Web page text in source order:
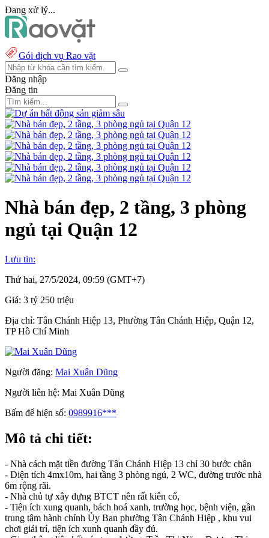
Đang xử lý...
Gói dịch vụ Rao vặt
Đăng nhập
Đăng tin
Nhà bán đẹp, 2 tầng, 3 phòng
ngủ tại Quận 12
Lưu tin:
Thứ hai, 27/5/2024, 09:59 (GMT+7)
Giá: 3 tỷ 250 triệu
Địa chỉ: Tân Chánh Hiệp 13, Phường Tân Chánh Hiệp, Quận 12,
TP Hồ Chí Minh
Người đăng: Mai Xuân Dũng
Người liên hệ: Mai Xuân Dũng
Bấm để hiện số: 0989916***
Mô tả chi tiết:
- Nhà cách mặt tiền đường Tân Chánh Hiệp 13 chỉ 30 bước chân
- Diện tích 4mx10m, hai tầng 3 phòng ngủ, 2 WC, đường trước nhà
6m rộng rãi.
- Nhà chủ tự xây dựng BTCT nên rất kiên cố,
- Tiện ích xung quanh, bách hoá xanh, trường học, bệnh viện, gần
trung tâm hành chính Ủy Ban phường Tân Chánh Hiệp , khu vui
chơi giải trí, tiện ích xunh quanh đầy đủ.